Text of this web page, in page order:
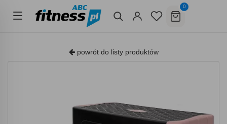
0
powrót do listy produktów